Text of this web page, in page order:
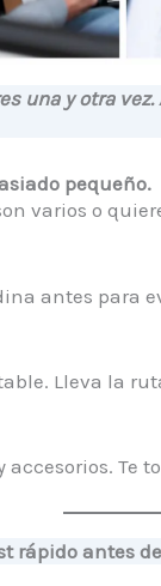
una y otra
pequeño.
varios o
antes para
Lleva la
Te
rápido antes